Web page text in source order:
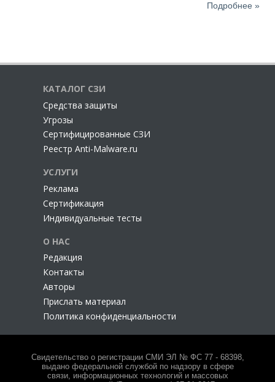
Подробнее »
КАТАЛОГ СЗИ
Cредства защиты
Угрозы
Сертифицированные СЗИ
Реестр Anti-Malware.ru
УСЛУГИ
Реклама
Сертификация
Индивидуальные тесты
О НАС
Редакция
Контакты
Авторы
Прислать материал
Политика конфиденциальности
Свидетельство о регистрации СМИ ЭЛ № ФС 77 - 68398,
выдано федеральной службой по надзору в сфере
связи, информационных технологий и массовых